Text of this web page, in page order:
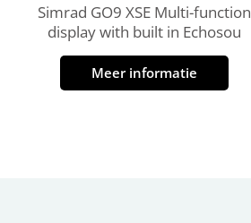
Simrad GO9 XSE Multi-function
display with built in Echosou
Meer informatie